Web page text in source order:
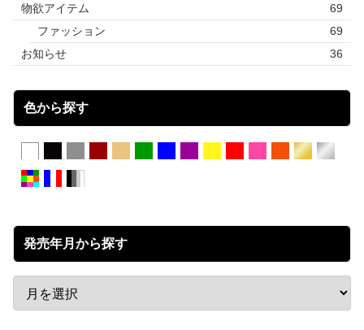
物欲アイテム
69
ファッション
69
お知らせ
36
色から探す
発売年月から探す